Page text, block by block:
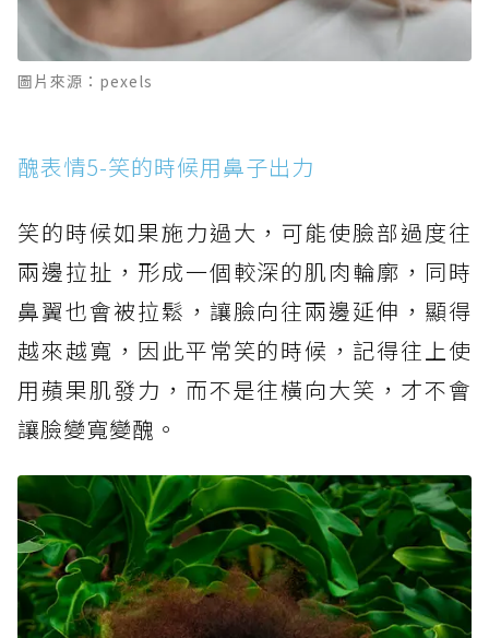
圖片來源：pexels
醜表情5-笑的時候用鼻子出力
笑的時候如果施力過大，可能使臉部過度往
兩邊拉扯，形成一個較深的肌肉輪廓，同時
鼻翼也會被拉鬆，讓臉向往兩邊延伸，顯得
越來越寬，因此平常笑的時候，記得往上使
用蘋果肌發力，而不是往橫向大笑，才不會
讓臉變寬變醜。